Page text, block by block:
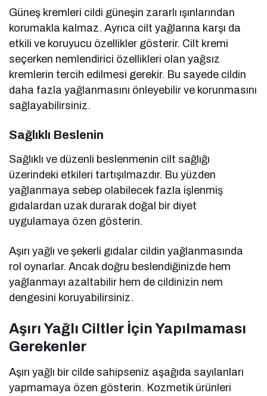
Güneş kremleri cildi güneşin zararlı ışınlarından
korumakla kalmaz. Ayrıca cilt yağlarına karşı da
etkili ve koruyucu özellikler gösterir. Cilt kremi
seçerken nemlendirici özellikleri olan yağsız
kremlerin tercih edilmesi gerekir. Bu sayede cildin
daha fazla yağlanmasını önleyebilir ve korunmasını
sağlayabilirsiniz.
Sağlıklı Beslenin
Sağlıklı ve düzenli beslenmenin cilt sağlığı
üzerindeki etkileri tartışılmazdır. Bu yüzden
yağlanmaya sebep olabilecek fazla işlenmiş
gıdalardan uzak durarak doğal bir diyet
uygulamaya özen gösterin.
Aşırı yağlı ve şekerli gıdalar cildin yağlanmasında
rol oynarlar. Ancak doğru beslendiğinizde hem
yağlanmayı azaltabilir hem de cildinizin nem
dengesini koruyabilirsiniz.
Aşırı Yağlı Ciltler İçin Yapılmaması
Gerekenler
Aşırı yağlı bir cilde sahipseniz aşağıda sayılanları
yapmamaya özen gösterin. Kozmetik ürünleri